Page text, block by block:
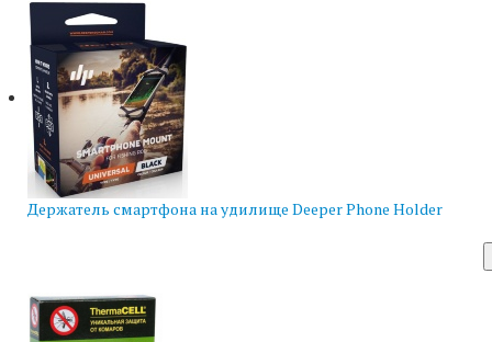
Держатель смартфона на удилище Deeper Phone Holder